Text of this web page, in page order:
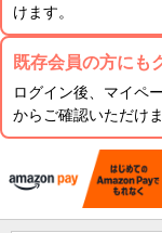
けます。
既存会員の方にも
ログイン後、マイペ
からご確認いただけ